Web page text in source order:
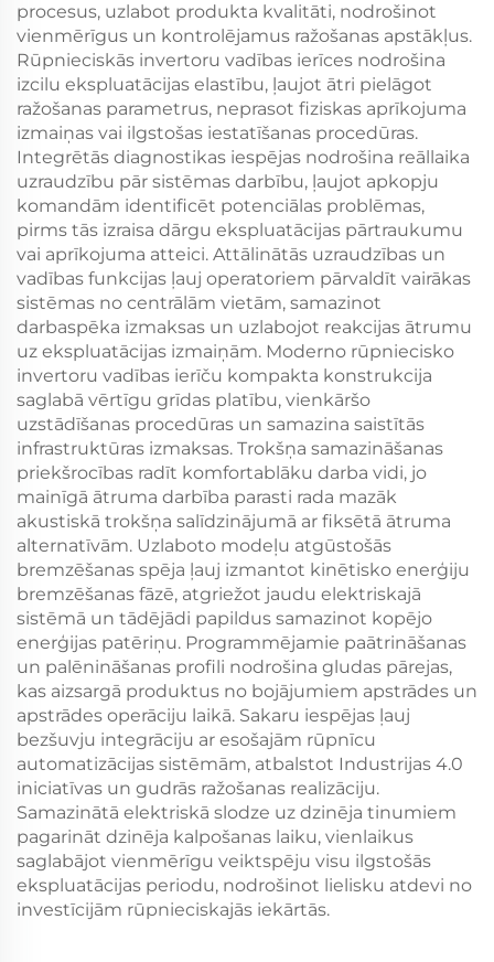
procesus, uzlabot produkta kvalitāti, nodrošinot
vienmērīgus un kontrolējamus ražošanas apstākļus.
Rūpnieciskās invertoru vadības ierīces nodrošina
izcilu ekspluatācijas elastību, ļaujot ātri pielāgot
ražošanas parametrus, neprasot fiziskas aprīkojuma
izmaiņas vai ilgstošas iestatīšanas procedūras.
Integrētās diagnostikas iespējas nodrošina reāllaika
uzraudzību pār sistēmas darbību, ļaujot apkopju
komandām identificēt potenciālas problēmas,
pirms tās izraisa dārgu ekspluatācijas pārtraukumu
vai aprīkojuma atteici. Attālinātās uzraudzības un
vadības funkcijas ļauj operatoriem pārvaldīt vairākas
sistēmas no centrālām vietām, samazinot
darbaspēka izmaksas un uzlabojot reakcijas ātrumu
uz ekspluatācijas izmaiņām. Moderno rūpniecisko
invertoru vadības ierīču kompakta konstrukcija
saglabā vērtīgu grīdas platību, vienkāršo
uzstādīšanas procedūras un samazina saistītās
infrastruktūras izmaksas. Trokšņa samazināšanas
priekšrocības radīt komfortablāku darba vidi, jo
mainīgā ātruma darbība parasti rada mazāk
akustiskā trokšņa salīdzinājumā ar fiksētā ātruma
alternatīvām. Uzlaboto modeļu atgūstošās
bremzēšanas spēja ļauj izmantot kinētisko enerģiju
bremzēšanas fāzē, atgriežot jaudu elektriskajā
sistēmā un tādējādi papildus samazinot kopējo
enerģijas patēriņu. Programmējamie paātrināšanas
un palēnināšanas profili nodrošina gludas pārejas,
kas aizsargā produktus no bojājumiem apstrādes un
apstrādes operāciju laikā. Sakaru iespējas ļauj
bezšuvju integrāciju ar esošajām rūpnīcu
automatizācijas sistēmām, atbalstot Industrijas 4.0
iniciatīvas un gudrās ražošanas realizāciju.
Samazinātā elektriskā slodze uz dzinēja tinumiem
pagarināt dzinēja kalpošanas laiku, vienlaikus
saglabājot vienmērīgu veiktspēju visu ilgstošās
ekspluatācijas periodu, nodrošinot lielisku atdevi no
investīcijām rūpnieciskajās iekārtās.